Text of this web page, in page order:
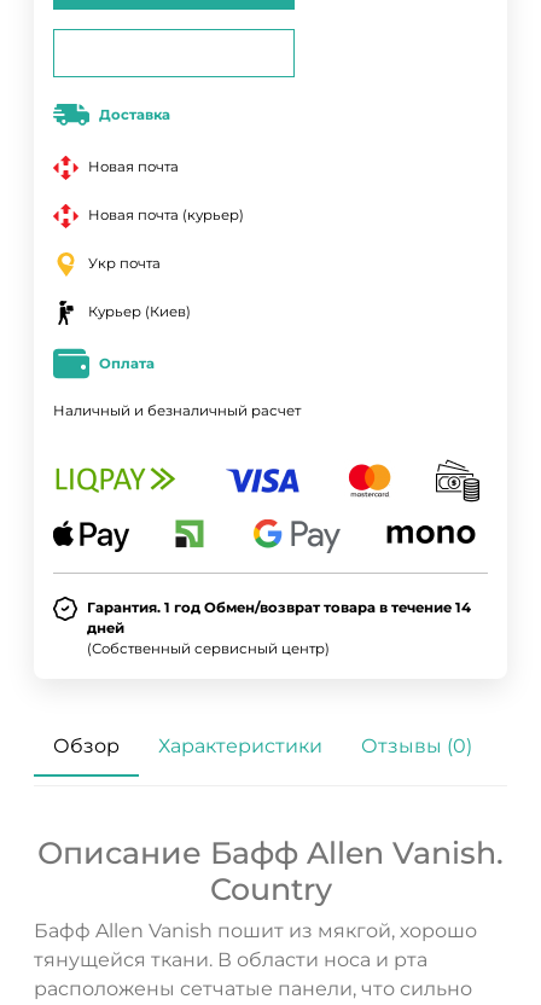
Доставка
Новая почта
Новая почта (курьер)
Укр почта
Курьер (Киев)
Оплата
Наличный и безналичный расчет
Гарантия. 1 год Обмен/возврат товара в течение 14
дней
(Собственный сервисный центр)
Обзор Характеристики Отзывы (0)
Описание Бафф Allen Vanish.
Country
Бафф Allen Vanish пошит из мякгой, хорошо
тянущейся ткани. В области носа и рта
расположены сетчатые панели, что сильно